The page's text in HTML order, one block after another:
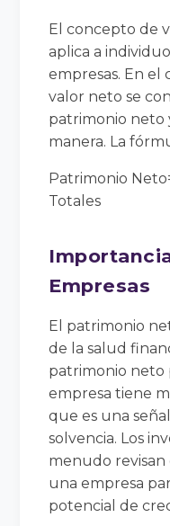
El concepto de
aplica a
empresas. En el
valor neto se
patrimonio neto
manera. La
Patrimonio
Totales
Empresas
El patrimonio
de la salud
patrimonio neto
empresa tiene
que es una
solvencia. Los
menudo
una empresa
potencial de